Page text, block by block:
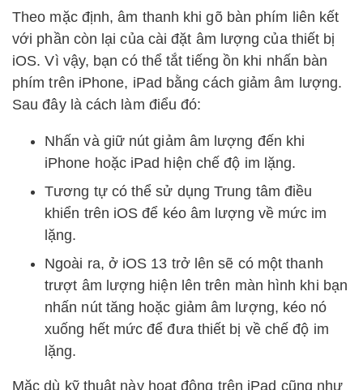
Theo mặc định, âm thanh khi gõ bàn phím liên kết
với phần còn lại của cài đặt âm lượng của thiết bị
iOS. Vì vậy, bạn có thể tắt tiếng ồn khi nhấn bàn
phím trên iPhone, iPad bằng cách giảm âm lượng.
Sau đây là cách làm điểu đó:
Nhấn và giữ nút giảm âm lượng đến khi
iPhone hoặc iPad hiện chế độ im lặng.
Tương tự có thể sử dụng Trung tâm điều
khiển trên iOS để kéo âm lượng về mức im
lặng.
Ngoài ra, ở iOS 13 trở lên sẽ có một thanh
trượt âm lượng hiện lên trên màn hình khi bạn
nhấn nút tăng hoặc giảm âm lượng, kéo nó
xuống hết mức để đưa thiết bị về chế độ im
lặng.
Mặc dù kỹ thuật này hoạt động trên iPad cũng như